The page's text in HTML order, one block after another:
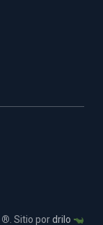
® . Sitio pordrilo